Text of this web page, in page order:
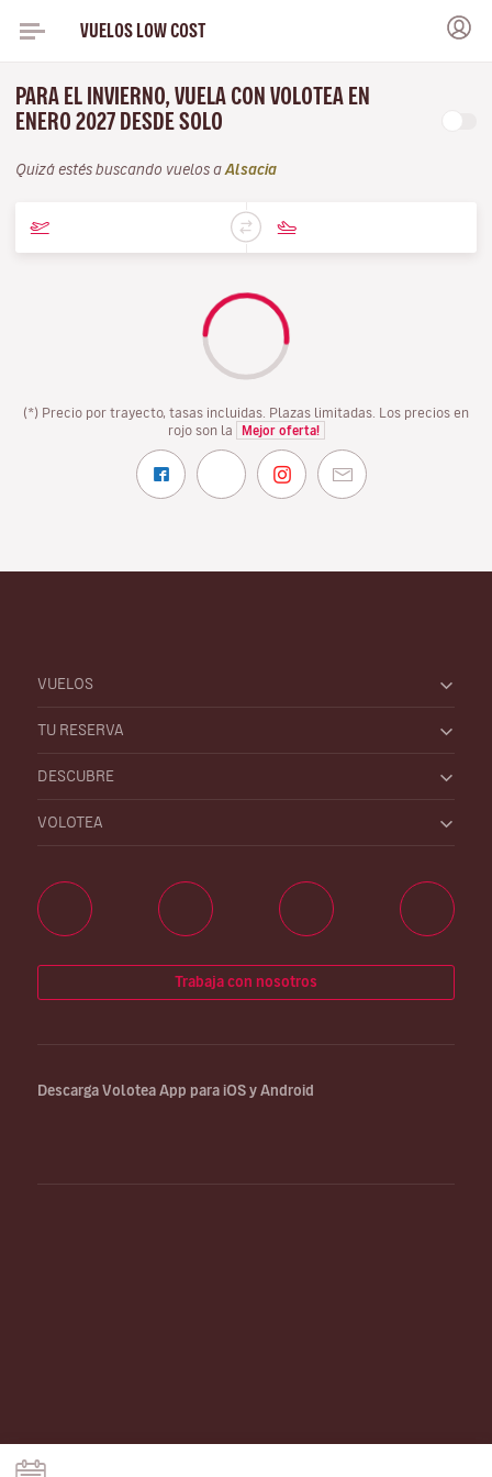
VUELOS LOW COST
PARA EL INVIERNO, VUELA CON VOLOTEA EN
ENERO 2027 DESDE SOLO
Quizá estés buscando vuelos a Alsacia
(*) Precio por trayecto, tasas incluidas. Plazas limitadas. Los precios en
rojo son la
Mejor oferta!
VUELOS
TU RESERVA
DESCUBRE
VOLOTEA
Trabaja con nosotros
Descarga Volotea App para iOS y Android